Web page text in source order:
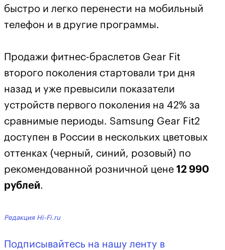
быстро и легко перенести на мобильный
телефон и в другие программы.
Продажи фитнес-браслетов Gear Fit
второго поколения стартовали три дня
назад и уже превысили показатели
устройств первого поколения на 42% за
сравнимые периоды. Samsung Gear Fit2
доступен в России в нескольких цветовых
оттенках (черный, синий, розовый) по
рекомендованной розничной цене 12 990
рублей.
Редакция Hi-Fi.ru
Подписывайтесь на нашу ленту в